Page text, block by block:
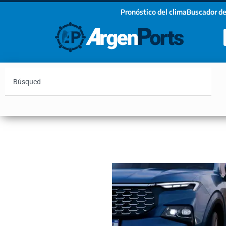
Pronóstico del climaBuscador
¡Sumate a nuestro Newsletter!
Email
Estoy de acuerdo con las condiciones y políticas